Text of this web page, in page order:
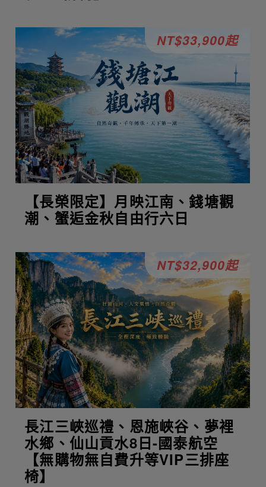
【長榮限定】月映江南、錢塘觀
潮、蟹逅金秋自由行六日
NT$33,900起
長江三峽巡禮、恩施峽谷、夢裡
水鄉、仙山貢水8日-國泰航空
【無購物無自費升等VIP三排座
椅】
NT$32,900起